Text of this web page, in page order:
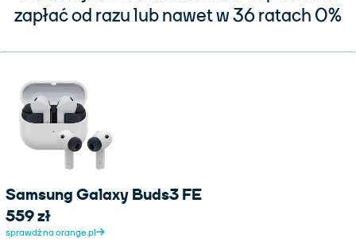
zapłać od razu lub nawet w 36 ratach 0%
Samsung Galaxy Buds3 FE
559 zł
sprawdź na orange.pl